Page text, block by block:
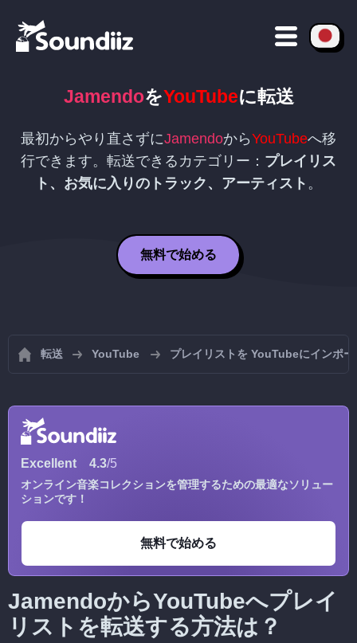
JamendoをYouTubeに転送
最初からやり直さずにJamendoからYouTubeへ移
行できます。転送できるカテゴリー： プレイリス
ト、お気に入りのトラック、アーティスト 。
無料で始める
転送 YouTube プレイリストを YouTubeにインポー
Excellent 4.3/5
オンライン音楽コレクションを管理するための最適なソリュー
ションです！
無料で始める
JamendoからYouTubeへプレイ
リストを転送する方法は？